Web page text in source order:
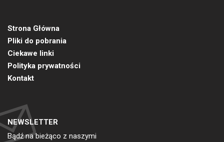
Strona Główna
Pliki do pobrania
Ciekawe linki
Polityka prywatności
Kontakt
NEWSLETTER
Bądź na bieżąco z naszymi